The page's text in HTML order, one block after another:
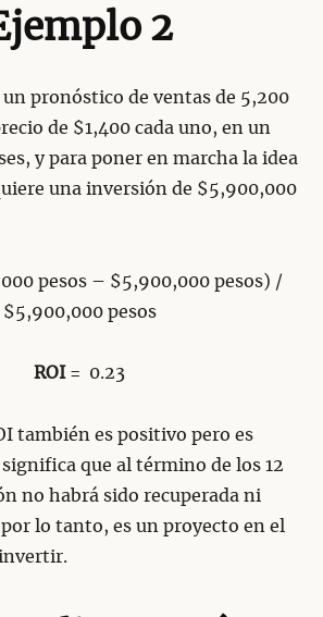
2
pronóstico de ventas de 5,200
de $1,400 cada uno, en un
y para poner en marcha la idea
una inversión de $5,900,000
pesos – $5,900,000 pesos) /
$5,900,000 pesos
ROI= 0.23
también es positivo pero es
que al término de los 12
no habrá sido recuperada ni
lo tanto, es un proyecto en el